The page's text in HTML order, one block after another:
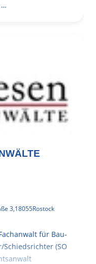
…
3,18055Rostock
für Bau-
(SO